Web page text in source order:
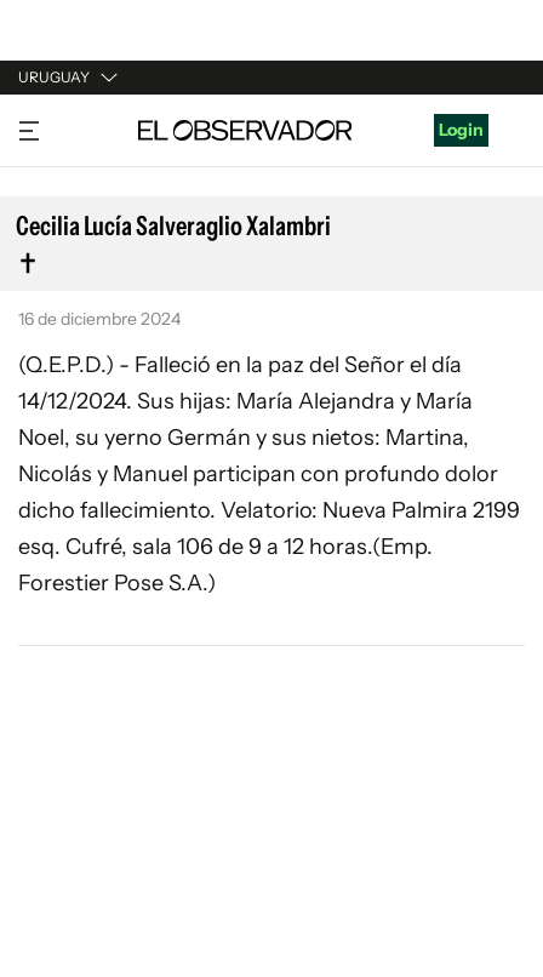
URUGUAY
URUGUAY
ARGENTINA
ESPAÑA
ESTADOS UNIDOS
Login
Cecilia Lucía Salveraglio Xalambri
16 de diciembre 2024
(Q.E.P.D.) - Falleció en la paz del Señor el día
14/12/2024. Sus hijas: María Alejandra y María
Noel, su yerno Germán y sus nietos: Martina,
Nicolás y Manuel participan con profundo dolor
dicho fallecimiento. Velatorio: Nueva Palmira 2199
esq. Cufré, sala 106 de 9 a 12 horas.(Emp.
Forestier Pose S.A.)